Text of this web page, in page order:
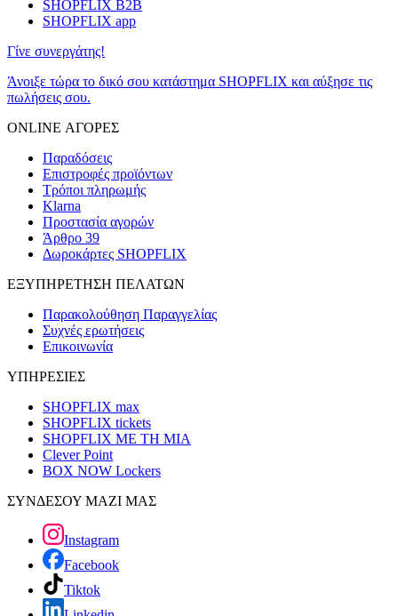
SHOPFLIX B2B
SHOPFLIX app
Γίνε συνεργάτης!
Άνοιξε τώρα το δικό σου κατάστημα SHOPFLIX και αύξησε τις
πωλήσεις σου.
ONLINE ΑΓΟΡΕΣ
Παραδόσεις
Επιστροφές προϊόντων
Τρόποι πληρωμής
Klarna
Προστασία αγορών
Άρθρο 39
Δωροκάρτες SHOPFLIX
ΕΞΥΠΗΡΕΤΗΣΗ ΠΕΛΑΤΩΝ
Παρακολούθηση Παραγγελίας
Συχνές ερωτήσεις
Επικοινωνία
ΥΠΗΡΕΣΙΕΣ
SHOPFLIX max
SHOPFLIX tickets
SHOPFLIX ΜΕ ΤΗ ΜΙΑ
Clever Point
BOX NOW Lockers
ΣΥΝΔΕΣΟΥ ΜΑΖΙ ΜΑΣ
Instagram
Facebook
Tiktok